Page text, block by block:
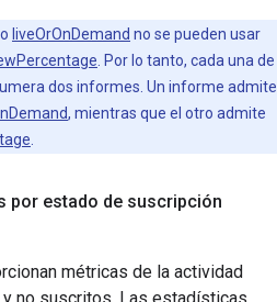
liveOrOnDemand no se pueden usar
. Por lo tanto, cada una de
dos informes. Un informe admite
, mientras que el otro admite
por estado de suscripción
métricas de la actividad